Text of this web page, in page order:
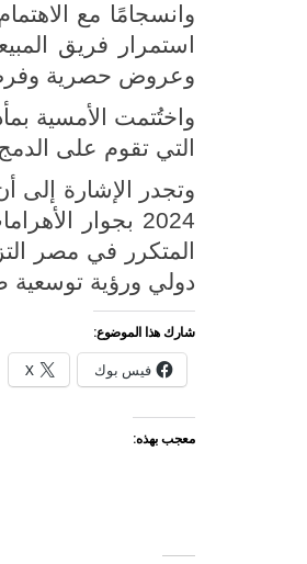
وانسجامًا مع
استمرار فريق
وعروض حصرية وفرص
واختُتمت الأمسية
التي تقوم على
وتجدر الإشارة إلى
2024 بجوار
المتكرر في مصر
دولي ورؤية توسعية
شارك هذا الموضوع:
فيس بوك X
معجب بهذه: